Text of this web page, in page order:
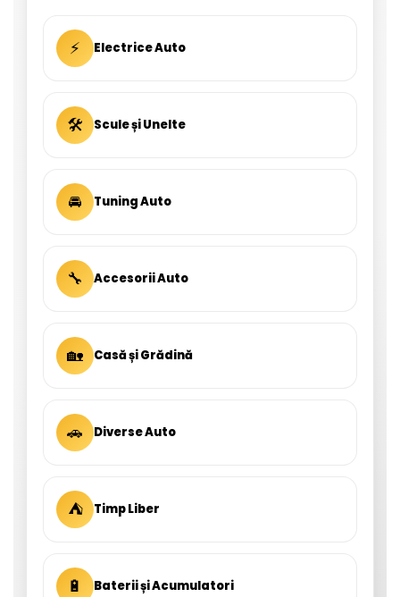
⚡ Electrice Auto
🛠 Scule și Unelte
🚘 Tuning Auto
🔧 Accesorii Auto
🏡 Casă și Grădină
🚗 Diverse Auto
⛺ Timp Liber
🔋 Baterii și Acumulatori